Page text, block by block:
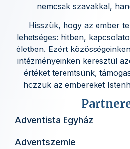
nemcsak szavakkal,
Hisszük, hogy az ember
lehetséges: hitben,
életben. Ezért
intézményeinken keresztül
értéket teremtsünk,
hozzuk az embereket
Adventista Egyház
Adventszemle